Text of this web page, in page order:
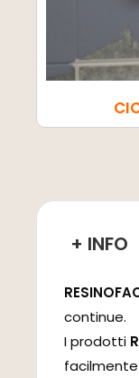
+ INFO
continue.
I prodotti
facilmente